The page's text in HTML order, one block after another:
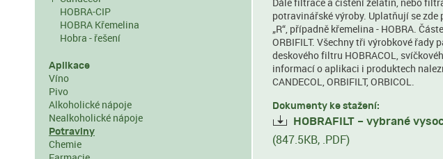
HOBRA-CIP
HOBRA Křemelina
Hobra - řešení
Aplikace
Víno
Pivo
Alkoholické nápoje
Nealkoholické nápoje
Potraviny
Chemie
Dále filtrace a čištění želatin, nebo
potravinářské výroby. Uplatňují se
„R“, případně křemelina - HOBRA.
ORBIFILT. Všechny tři výrobkové
deskového filtru HOBRACOL,
informací o aplikaci i produktech
CANDECOL,ORBIFILT,ORBICOL.
Dokumenty ke stažení:
HOBRAFILT – vybrané
(847.5KB, .PDF)